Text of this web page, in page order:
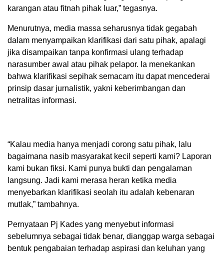
karangan atau fitnah pihak luar,” tegasnya.
Menurutnya, media massa seharusnya tidak gegabah
dalam menyampaikan klarifikasi dari satu pihak, apalagi
jika disampaikan tanpa konfirmasi ulang terhadap
narasumber awal atau pihak pelapor. Ia menekankan
bahwa klarifikasi sepihak semacam itu dapat mencederai
prinsip dasar jurnalistik, yakni keberimbangan dan
netralitas informasi.
“Kalau media hanya menjadi corong satu pihak, lalu
bagaimana nasib masyarakat kecil seperti kami? Laporan
kami bukan fiksi. Kami punya bukti dan pengalaman
langsung. Jadi kami merasa heran ketika media
menyebarkan klarifikasi seolah itu adalah kebenaran
mutlak,” tambahnya.
Pernyataan Pj Kades yang menyebut informasi
sebelumnya sebagai tidak benar, dianggap warga sebagai
bentuk pengabaian terhadap aspirasi dan keluhan yang